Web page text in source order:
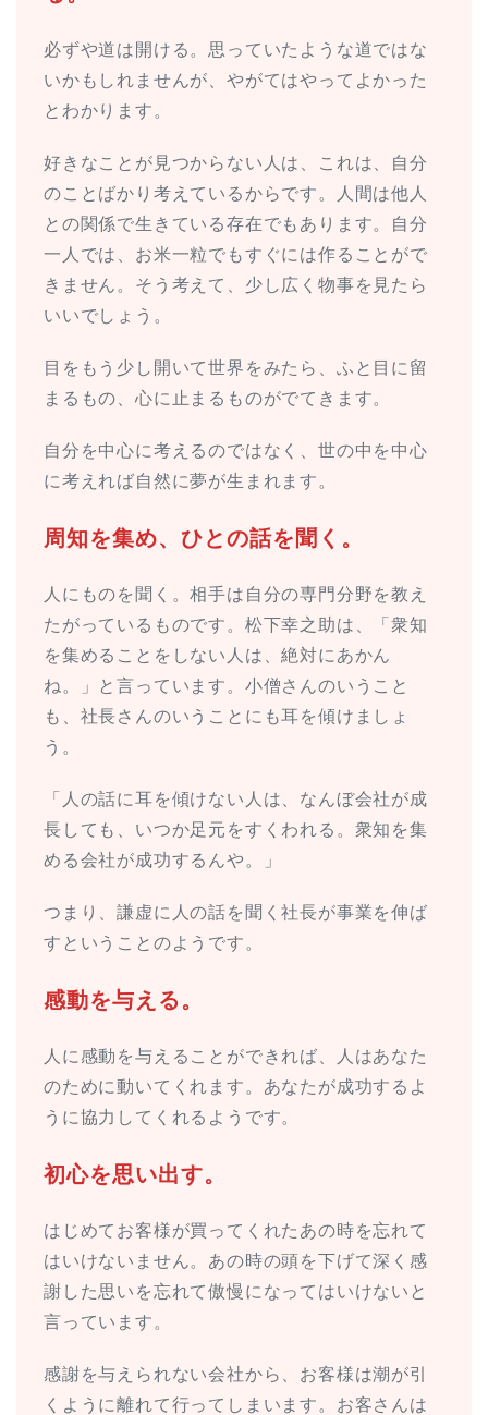
必ずや道は開ける。思っていたような道ではな
いかもしれませんが、やがてはやってよかった
とわかります。
好きなことが見つからない人は、これは、自分
のことばかり考えているからです。人間は他人
との関係で生きている存在でもあります。自分
一人では、お米一粒でもすぐには作ることがで
きません。そう考えて、少し広く物事を見たら
いいでしょう。
目をもう少し開いて世界をみたら、ふと目に留
まるもの、心に止まるものがでてきます。
自分を中心に考えるのではなく、世の中を中心
に考えれば自然に夢が生まれます。
周知を集め、ひとの話を聞く。
人にものを聞く。相手は自分の専門分野を教え
たがっているものです。松下幸之助は、「衆知
を集めることをしない人は、絶対にあかん
ね。」と言っています。小僧さんのいうこと
も、社長さんのいうことにも耳を傾けましょ
う。
「人の話に耳を傾けない人は、なんぼ会社が成
長しても、いつか足元をすくわれる。衆知を集
める会社が成功するんや。」
つまり、謙虚に人の話を聞く社長が事業を伸ば
すということのようです。
感動を与える。
人に感動を与えることができれば、人はあなた
のために動いてくれます。あなたが成功するよ
うに協力してくれるようです。
初心を思い出す。
はじめてお客様が買ってくれたあの時を忘れて
はいけないません。あの時の頭を下げて深く感
謝した思いを忘れて傲慢になってはいけないと
言っています。
感謝を与えられない会社から、お客様は潮が引
くように離れて行ってしまいます。お客さんは